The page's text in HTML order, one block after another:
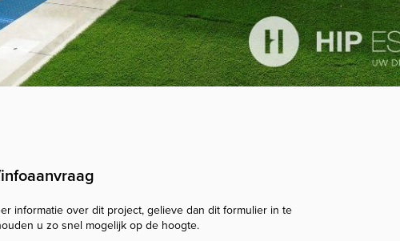
informatie over dit project, gelieve dan dit formulier in te
u zo snel mogelijk op de hoogte.